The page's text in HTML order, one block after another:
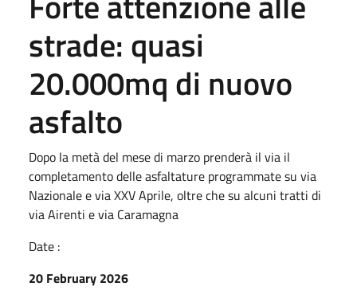
strade: quasi
20.000mq di nuovo
asfalto
Dopo la metà del mese di marzo prenderà il via il
completamento delle asfaltature programmate su via
Nazionale e via XXV Aprile, oltre che su alcuni tratti di
via Airenti e via Caramagna
Date :
20 February 2026